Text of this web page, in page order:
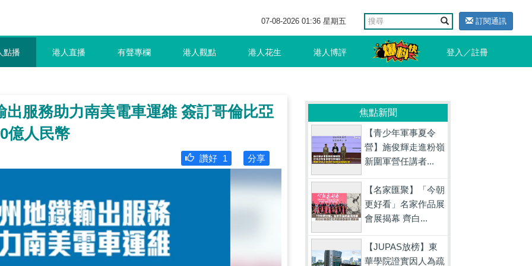
07-08-2026 01:36 星期五 訂閱通訊
點播 港人直播 有聲專欄 港人觀點 港人花生 港人博評 登入／註冊
出服務助力南美電車運維 簽訂哥倫比亞
億人民幣
分享
讚好 1
焦點新聞
【青少年軍事夏令
營】施俊輝走進粉嶺
新圍軍營任講者...
【名家匯聚】「今朝
更好看」名家作品展
會展揭幕 齊白...
【JUPAS放榜】東
華學院證實因人為疏